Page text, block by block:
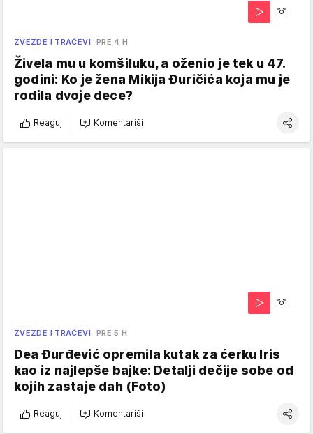
ZVEZDE I TRAČEVI PRE 4 H
Živela mu u komšiluku, a oženio je tek u 47.
godini: Ko je žena Mikija Đuričića koja mu je
rodila dvoje dece?
Reaguj Komentariši
ZVEZDE I TRAČEVI PRE 5 H
Dea Đurđević opremila kutak za ćerku Iris
kao iz najlepše bajke: Detalji dečije sobe od
kojih zastaje dah (Foto)
Reaguj Komentariši